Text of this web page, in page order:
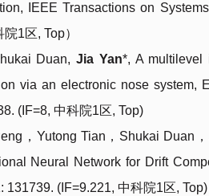
IEEE Transactions on
1区, Top）
Duan,Jia Yan*, A multilevel
via an electronic nose system,
(IF=8, 中科院1区, Top)
， Yutong Tian ， Shukai Duan ，
Neural Network for Drift
131739. (IF=9.221, 中科院1区, Top)